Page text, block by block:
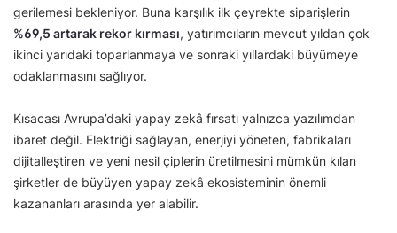
gerilemesi bekleniyor. Buna karşılık ilk çeyrekte siparişlerin
%69,5 artarak rekor kırması, yatırımcıların mevcut yıldan çok
ikinci yarıdaki toparlanmaya ve sonraki yıllardaki büyümeye
odaklanmasını sağlıyor.
Kısacası Avrupa’daki yapay zekâ fırsatı yalnızca yazılımdan
ibaret değil. Elektriği sağlayan, enerjiyi yöneten, fabrikaları
dijitalleştiren ve yeni nesil çiplerin üretilmesini mümkün kılan
şirketler de büyüyen yapay zekâ ekosisteminin önemli
kazananları arasında yer alabilir.